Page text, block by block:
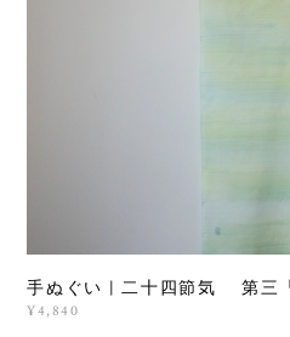
手ぬぐい | 二十四節気 第三
¥4,840